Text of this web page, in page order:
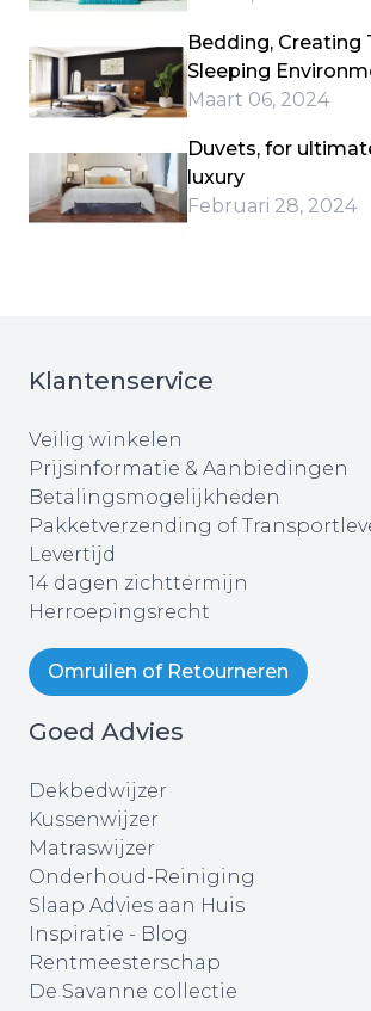
Bedding, Creating
Sleeping
Maart 06, 2024
Duvets, for
luxury
Februari 28, 2024
Klantenservice
Veilig winkelen
Prijsinformatie & Aanbiedingen
Betalingsmogelijkheden
Pakketverzending of
Levertijd
14 dagen zichttermijn
Herroepingsrecht
Omruilen of Retourneren
Goed Advies
Dekbedwijzer
Kussenwijzer
Matraswijzer
Onderhoud-Reiniging
Slaap Advies aan Huis
Inspiratie - Blog
Rentmeesterschap
De Savanne collectie